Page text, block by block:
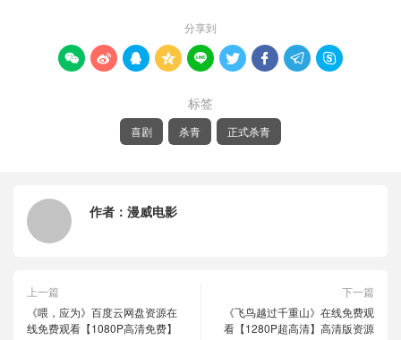
分享到
        
标签
喜剧 杀青 正式杀青
作者： 漫威电影
上一篇
《喂，应为》百度云网盘资源在
线免费观看【1080P高清免费】
下一篇
《飞鸟越过千重山》在线免费观
看【1280P超高清】高清版资源